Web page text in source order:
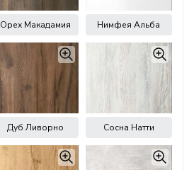
Орех Макадамия Нимфея Альба
Дуб Ливорно Сосна Натти